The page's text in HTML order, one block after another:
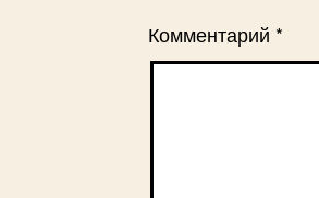
Комментарий *